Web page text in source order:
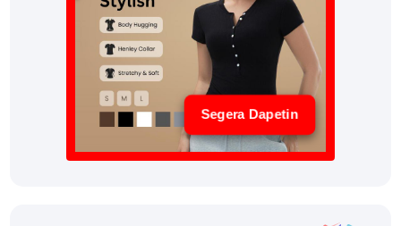
Segera Dapetin